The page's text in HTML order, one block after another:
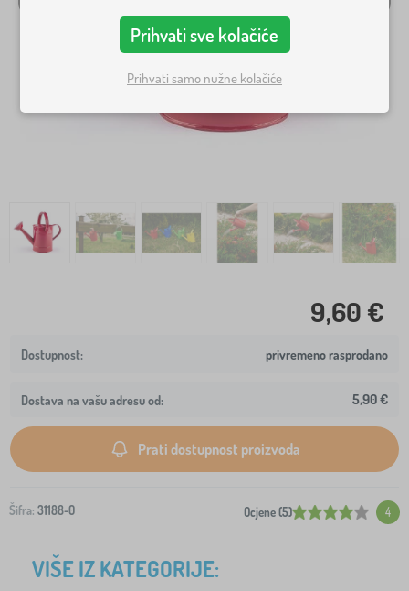
9,60 €
privremeno rasprodano
Dostava na vašu adresu od: 5,90 €
Prati dostupnost proizvoda
Šifra: 31188-0 Ocjene (5) 4
VIŠE IZ KATEGORIJE:
Prihvati sve kolačiće
Prihvati samo nužne kolačiće